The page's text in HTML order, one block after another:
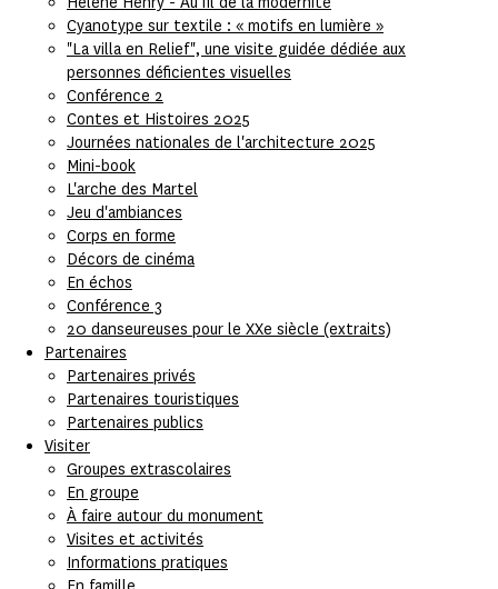
Cyanotype sur textile : « motifs en lumière »
"La villa en Relief", une visite guidée dédiée aux
personnes déficientes visuelles
Conférence 2
Contes et Histoires 2025
Journées nationales de l'architecture 2025
Mini-book
L'arche des Martel
Jeu d'ambiances
Corps en forme
Décors de cinéma
En échos
Conférence 3
20 danseureuses pour le XXe siècle (extraits)
Partenaires
Partenaires privés
Partenaires touristiques
Partenaires publics
Visiter
Groupes extrascolaires
En groupe
À faire autour du monument
Visites et activités
Informations pratiques